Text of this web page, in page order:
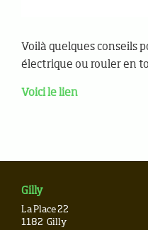
Voilà quelques conseils
électrique ou rouler en
Voici le lien
Gilly
La Place 22
1182 Gilly